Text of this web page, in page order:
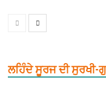
ਲਹਿੰਦੇ ਸੂਰਜ ਦੀ ਸੁਰਖੀ-